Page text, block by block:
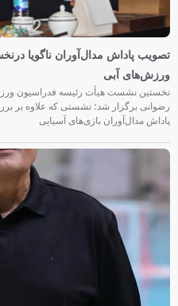
تصویب پاداش مدال‌آوران ناگویا
ورزش‌های آبی
نخستین نشست هیأت رئیسه فدراسیون
رضوانی برگزار شد؛ نشستی که علاوه بر
پاداش مدال‌آوران بازی‌های آسیایی